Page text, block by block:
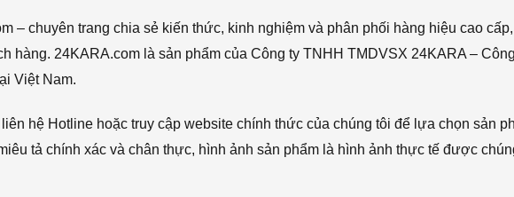
– chuyên trang chia sẻ kiến thức, kinh nghiệm và phân phối hàng hiệu cao
hàng. 24KARA.com là sản phẩm của Công ty TNHH TMDVSX 24KARA –
Việt Nam.
hệ Hotline hoặc truy cập website chính thức của chúng tôi để lựa chọn sản
tả chính xác và chân thực, hình ảnh sản phẩm là hình ảnh thực tế được